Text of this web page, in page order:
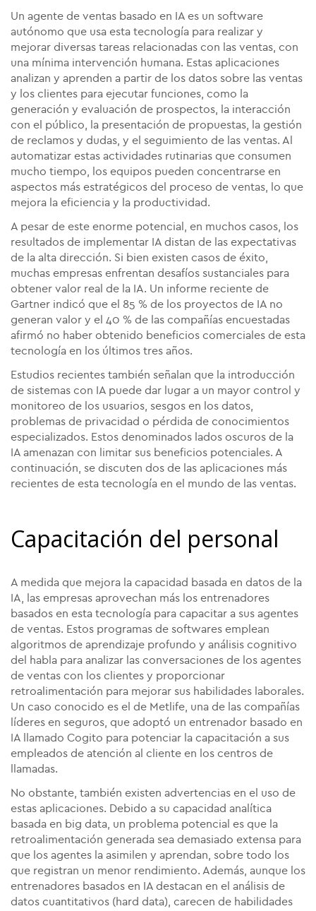
Un agente de ventas basado en IA es un software
autónomo que usa esta tecnología para realizar y
mejorar diversas tareas relacionadas con las ventas, con
una mínima intervención humana. Estas aplicaciones
analizan y aprenden a partir de los datos sobre las ventas
y los clientes para ejecutar funciones, como la
generación y evaluación de prospectos, la interacción
con el público, la presentación de propuestas, la gestión
de reclamos y dudas, y el seguimiento de las ventas. Al
automatizar estas actividades rutinarias que consumen
mucho tiempo, los equipos pueden concentrarse en
aspectos más estratégicos del proceso de ventas, lo que
mejora la eficiencia y la productividad.
A pesar de este enorme potencial, en muchos casos, los
resultados de implementar IA distan de las expectativas
de la alta dirección. Si bien existen casos de éxito,
muchas empresas enfrentan desafíos sustanciales para
obtener valor real de la IA. Un informe reciente de
Gartner indicó que el 85 % de los proyectos de IA no
generan valor y el 40 % de las compañías encuestadas
afirmó no haber obtenido beneficios comerciales de esta
tecnología en los últimos tres años.
Estudios recientes también señalan que la introducción
de sistemas con IA puede dar lugar a un mayor control y
monitoreo de los usuarios, sesgos en los datos,
problemas de privacidad o pérdida de conocimientos
especializados. Estos denominados lados oscuros de la
IA amenazan con limitar sus beneficios potenciales. A
continuación, se discuten dos de las aplicaciones más
recientes de esta tecnología en el mundo de las ventas.
Capacitación del personal
A medida que mejora la capacidad basada en datos de la
IA, las empresas aprovechan más los entrenadores
basados en esta tecnología para capacitar a sus agentes
de ventas. Estos programas de softwares emplean
algoritmos de aprendizaje profundo y análisis cognitivo
del habla para analizar las conversaciones de los agentes
de ventas con los clientes y proporcionar
retroalimentación para mejorar sus habilidades laborales.
Un caso conocido es el de Metlife, una de las compañías
líderes en seguros, que adoptó un entrenador basado en
IA llamado Cogito para potenciar la capacitación a sus
empleados de atención al cliente en los centros de
llamadas.
No obstante, también existen advertencias en el uso de
estas aplicaciones. Debido a su capacidad analítica
basada en big data, un problema potencial es que la
retroalimentación generada sea demasiado extensa para
que los agentes la asimilen y aprendan, sobre todo los
que registran un menor rendimiento. Además, aunque los
entrenadores basados en IA destacan en el análisis de
datos cuantitativos (hard data), carecen de habilidades